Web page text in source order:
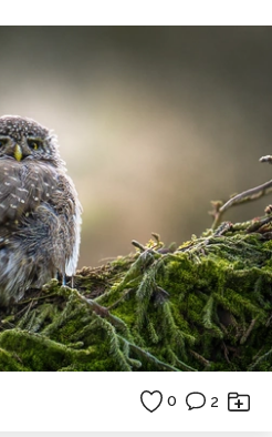
0 2